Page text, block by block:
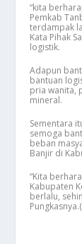
“kita
Pemkab
terdampak
Kata Pihak
logistik.
Adapun
bantuan
pria wanita,
mineral.
Sementara
semoga
beban
Banjir di
“Kita
Kabupaten
berlalu,